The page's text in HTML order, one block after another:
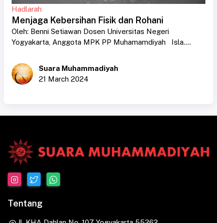
Hadlarah
Menjaga Kebersihan Fisik dan Rohani
Oleh: Benni Setiawan Dosen Universitas Negeri
Yogyakarta, Anggota MPK PP Muhamamdiyah Isla....
Suara Muhammadiyah
21 March 2024
Tentang